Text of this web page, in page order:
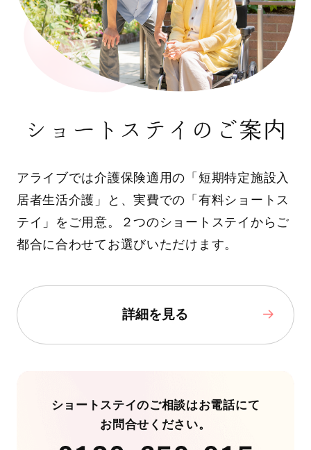
ショートステイのご案内
アライブでは介護保険適用の「短期特定施設入
居者生活介護」と、実費での「有料ショートス
テイ」をご用意。２つのショートステイからご
都合に合わせてお選びいただけます。
詳細を見る
ショートステイのご相談はお電話にて
お問合せください。